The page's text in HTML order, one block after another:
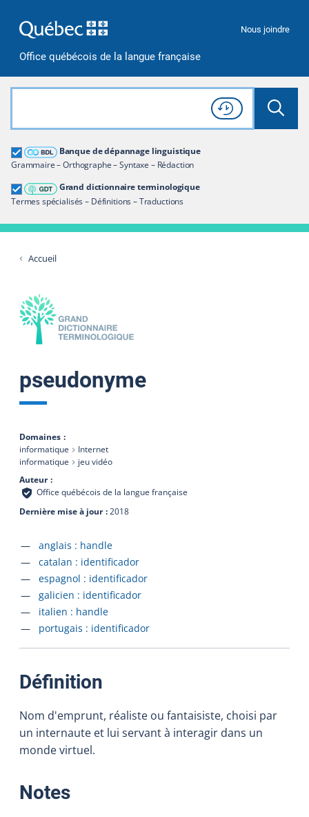
Office québécois de la langue française
Nous joindre
Rechercher dans tout le site
Lancer
Consulter l'
Historique
de recherche
Banque de dépannage linguistique
Grammaire – Orthographe – Syntaxe – Rédaction
Grand dictionnaire terminologique
Termes spécialisés – Définitions – Traductions
Grand dictionnaire terminologique
Restreindre aux termes
Accueil
pseudonyme
Domaines
informatique
Internet
informatique
jeu vidéo
Auteur
Office québécois de la langue française
Dernière mise à jour 2018
Accéder à la fiche en
anglais : handle
Accéder à la fiche en
catalan : identificador
Accéder à la fiche en
espagnol : identificador
Accéder à la fiche en
galicien : identificador
Accéder à la fiche en
italien : handle
Accéder à la fiche en
portugais : identificador
Définition
Nom d'emprunt, réaliste ou fantaisiste, choisi par
un internaute et lui servant à interagir dans un
monde virtuel.
Notes: